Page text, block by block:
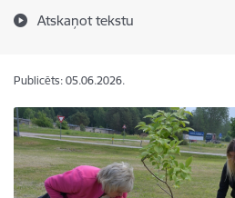
Atskaņot tekstu
Publicēts: 05.06.2026.